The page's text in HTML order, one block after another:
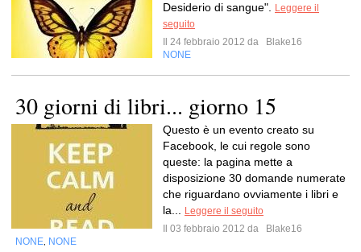
Desiderio di sangue".
Leggere il
seguito
Il 24 febbraio 2012 da
Blake16
NONE
30 giorni di libri... giorno 15
Questo è un evento creato su
Facebook, le cui regole sono
queste: la pagina mette a
disposizione 30 domande numerate
che riguardano ovviamente i libri e
la...
Leggere il seguito
Il 03 febbraio 2012 da
Blake16
NONE NONE